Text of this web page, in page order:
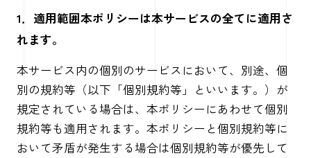
1．適用範囲本ポリシーは本サービスの全てに適用さ
れます。
本サービス内の個別のサービスにおいて、別途、個
別の規約等（以下「個別規約等」といいます。）が
規定されている場合は、本ポリシーにあわせて個別
規約等も適用されます。本ポリシーと個別規約等に
おいて矛盾が発生する場合は個別規約等が優先して